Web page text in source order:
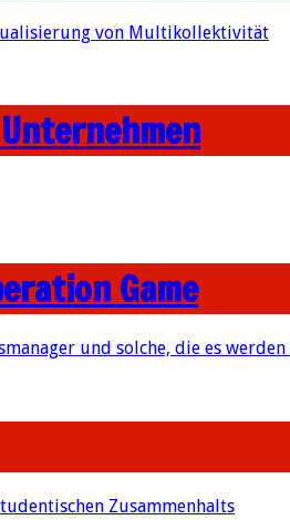
von Multikollektivität
Game
und solche, die es
Zusammenhalts